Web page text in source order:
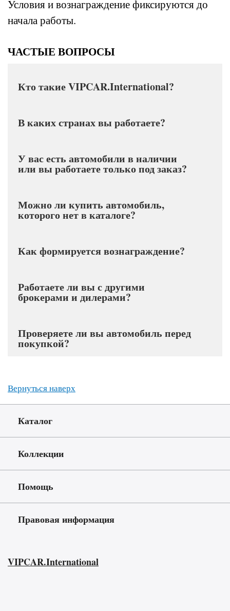
Условия и вознаграждение фиксируются до
начала работы.
ЧАСТЫЕ ВОПРОСЫ
Кто такие VIPCAR.International?
В каких странах вы работаете?
У вас есть автомобили в наличии
или вы работаете только под заказ?
Можно ли купить автомобиль,
которого нет в каталоге?
Как формируется вознаграждение?
Работаете ли вы с другими
брокерами и дилерами?
Проверяете ли вы автомобиль перед
покупкой?
Вернуться наверх
Каталог
Коллекции
Помощь
Правовая информация
VIPCAR.International